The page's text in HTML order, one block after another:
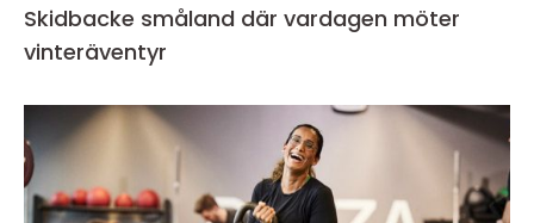
Skidbacke småland där vardagen möter
vinteräventyr